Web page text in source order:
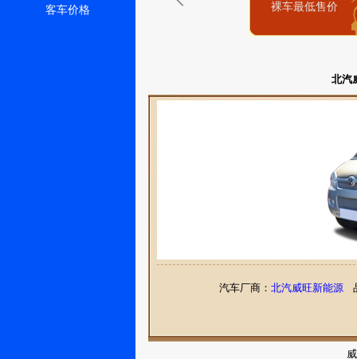
裸车最低售价
北汽
汽车厂商： 北汽威旺新能源
客车价格